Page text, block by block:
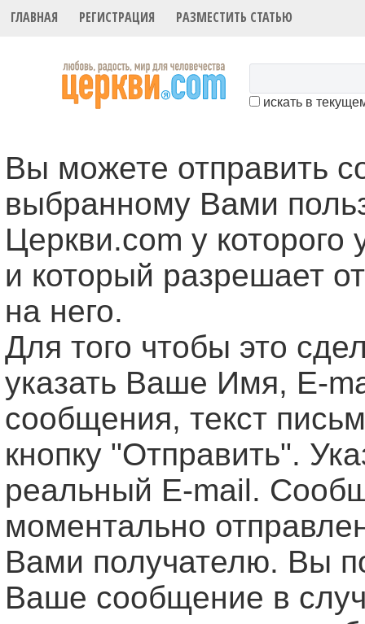
ГЛАВНАЯ РЕГИСТРАЦИЯ РАЗМЕСТИТЬ СТАТЬЮ
искать в
Вы можете отправить
выбранному Вами
Церкви.com у которого
и который разрешает
на него.
Для того чтобы это
указать Ваше Имя, Е-
сообщения, текст
кнопку "Отправить".
реальный E-mail.
моментально
Вами получателю. Вы
Ваше сообщение в